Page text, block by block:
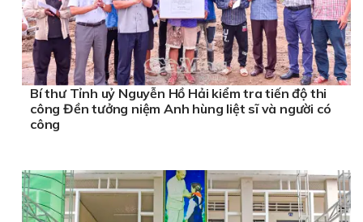
Bí thư Tỉnh uỷ Nguyễn Hồ Hải kiểm tra tiến độ thi
công Đền tưởng niệm Anh hùng liệt sĩ và người có
công